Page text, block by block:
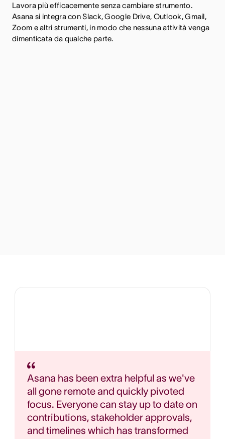
Lavora più efficacemente senza cambiare strumento.
Asana si integra con Slack, Google Drive, Outlook, Gmail,
Zoom e altri strumenti, in modo che nessuna attività venga
dimenticata da qualche parte.
Asana has been extra helpful as we've
all gone remote and quickly pivoted
focus. Everyone can stay up to date on
contributions, stakeholder approvals,
and timelines which has transformed